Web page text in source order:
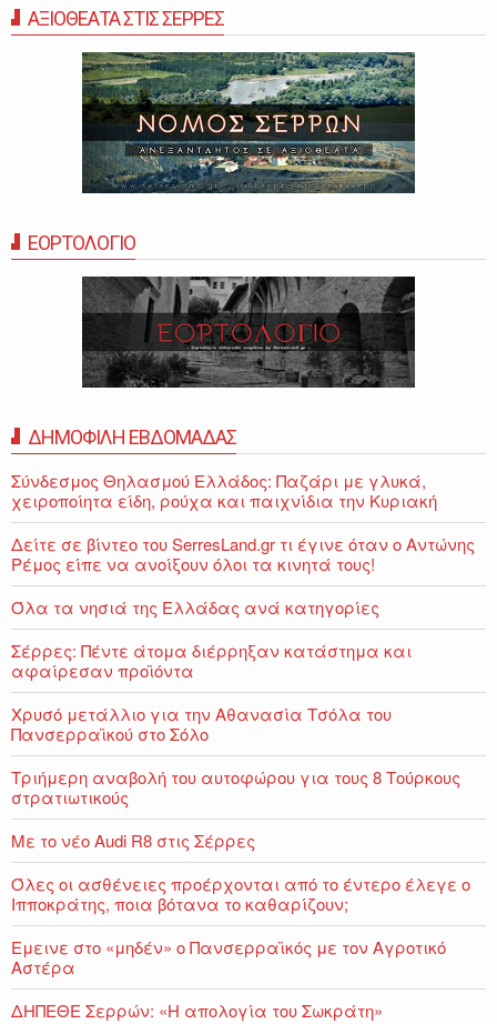
ΑΞΙΟΘΕΑΤΑ ΣΤΙΣ ΣΕΡΡΕΣ
ΕΟΡΤΟΛΟΓΙΟ
ΔΗΜΟΦΙΛΗ ΕΒΔΟΜΑΔΑΣ
Σύνδεσμος Θηλασμού Ελλάδος: Παζάρι με γλυκά,
χειροποίητα είδη, ρούχα και παιχνίδια την Κυριακή
Δείτε σε βίντεο του SerresLand.gr τι έγινε όταν ο Αντώνης
Ρέμος είπε να ανοίξουν όλοι τα κινητά τους!
Όλα τα νησιά της Ελλάδας ανά κατηγορίες
Σέρρες: Πέντε άτομα διέρρηξαν κατάστημα και
αφαίρεσαν προϊόντα
Χρυσό μετάλλιο για την Αθανασία Τσόλα του
Πανσερραϊκού στο Σόλο
Τριήμερη αναβολή του αυτοφώρου για τους 8 Τούρκους
στρατιωτικούς
Με το νέο Audi R8 στις Σέρρες
Όλες οι ασθένειες προέρχονται από το έντερο έλεγε ο
Ιπποκράτης, ποια βότανα το καθαρίζουν;
Εμεινε στο «μηδέν» o Πανσερραϊκός με τον Αγροτικό
Αστέρα
ΔΗΠΕΘΕ Σερρών: «Η απολογία του Σωκράτη»